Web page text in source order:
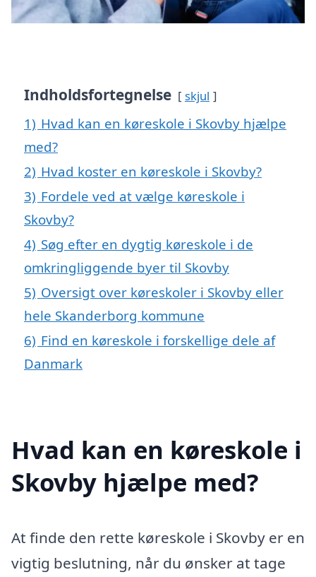
Indholdsfortegnelse skjul
1) Hvad kan en køreskole i Skovby hjælpe
med?
2) Hvad koster en køreskole i Skovby?
3) Fordele ved at vælge køreskole i
Skovby?
4) Søg efter en dygtig køreskole i de
omkringliggende byer til Skovby
5) Oversigt over køreskoler i Skovby eller
hele Skanderborg kommune
6) Find en køreskole i forskellige dele af
Danmark
Hvad kan en køreskole i
Skovby hjælpe med?
At finde den rette køreskole i Skovby er en
vigtig beslutning, når du ønsker at tage